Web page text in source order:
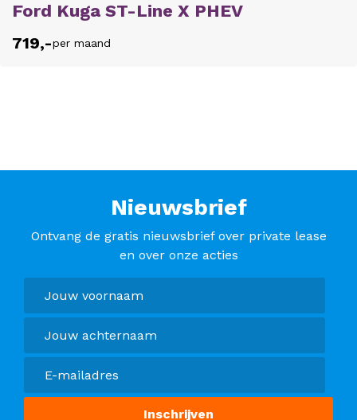
Ford Kuga ST-Line X PHEV
719,-per maand
Nieuwsbrief
Ontvang de gratis nieuwsbrief over private lease
en over onze acties